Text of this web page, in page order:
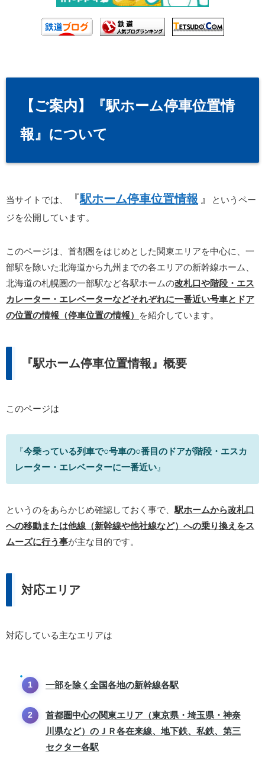
【ご案内】『駅ホーム停車位置情
報』について
当サイトでは、 『駅ホーム停車位置情報 』
というペー
ジを公開しています。
このページは、首都圏をはじめとした関東エリアを中心に、一
部駅を除いた北海道から九州までの各エリアの新幹線ホーム、
北海道の札幌圏の一部駅など各駅ホームの改札口や階段・エス
カレーター・エレベーターなどそれぞれに一番近い号車とドア
の位置の情報（停車位置の情報）
を紹介しています。
『駅ホーム停車位置情報』概要
このページは
『今乗っている列車で○号車の○番目のドアが階段・エスカ
レーター・エレベーターに一番近い 』
というのをあらかじめ確認しておく事で、 駅ホームから改札口
への移動または他線（新幹線や他社線など）への乗り換えをス
ムーズに行う事が主な目的です。
対応エリア
対応している主なエリアは
一部を除く全国各地の新幹線各駅
首都圏中心の関東エリア（東京県・埼玉県・神奈
川県など）のＪＲ各在来線、地下鉄、私鉄、第三
セクター各駅